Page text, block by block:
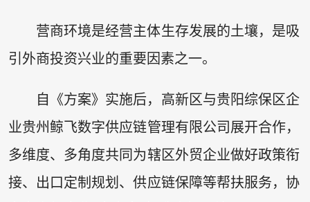
营商环境是经营主体生存发展的土壤，是吸
引外商投资兴业的重要因素之一。
自《方案》实施后，高新区与贵阳综保区企
业贵州鲸飞数字供应链管理有限公司展开合作，
多维度、多角度共同为辖区外贸企业做好政策衔
接、出口定制规划、供应链保障等帮扶服务，协